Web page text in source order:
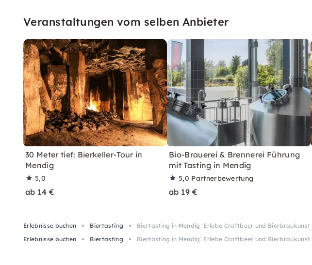
Veranstaltungen vom selben Anbieter
30 Meter tief: Bierkeller-Tour in
Mendig
5,0
ab 14 €
Bio-Brauerei & Brennerei Führung
mit Tasting in Mendig
5,0 Partnerbewertung
ab 19 €
Erlebnisse buchen Biertasting
Biertasting in Mendig: Erlebe Craftbeer und Bierbraukunst
Erlebnisse buchen
Biertasting Biertasting in Mendig: Erlebe Craftbeer und Bierbraukunst